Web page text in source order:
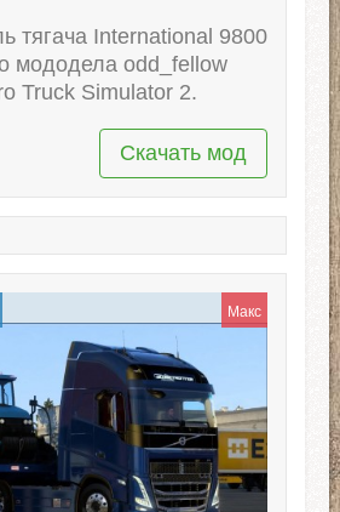
тягача International 9800
мододела odd_fellow
Truck Simulator 2.
Скачать мод
Макс